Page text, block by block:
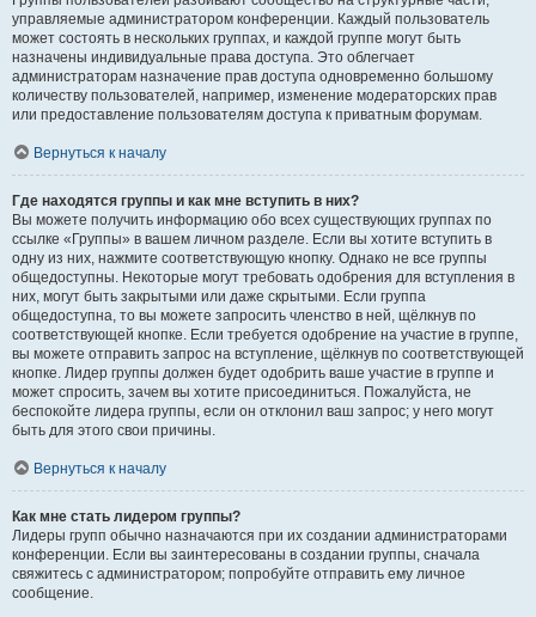
управляемые администратором конференции. Каждый пользователь
может состоять в нескольких группах, и каждой группе могут быть
назначены индивидуальные права доступа. Это облегчает
администраторам назначение прав доступа одновременно большому
количеству пользователей, например, изменение модераторских прав
или предоставление пользователям доступа к приватным форумам.
Вернуться к началу
Где находятся группы и как мне вступить в них?
Вы можете получить информацию обо всех существующих группах по
ссылке «Группы» в вашем личном разделе. Если вы хотите вступить в
одну из них, нажмите соответствующую кнопку. Однако не все группы
общедоступны. Некоторые могут требовать одобрения для вступления в
них, могут быть закрытыми или даже скрытыми. Если группа
общедоступна, то вы можете запросить членство в ней, щёлкнув по
соответствующей кнопке. Если требуется одобрение на участие в группе,
вы можете отправить запрос на вступление, щёлкнув по соответствующей
кнопке. Лидер группы должен будет одобрить ваше участие в группе и
может спросить, зачем вы хотите присоединиться. Пожалуйста, не
беспокойте лидера группы, если он отклонил ваш запрос; у него могут
быть для этого свои причины.
Вернуться к началу
Как мне стать лидером группы?
Лидеры групп обычно назначаются при их создании администраторами
конференции. Если вы заинтересованы в создании группы, сначала
свяжитесь с администратором; попробуйте отправить ему личное
сообщение.